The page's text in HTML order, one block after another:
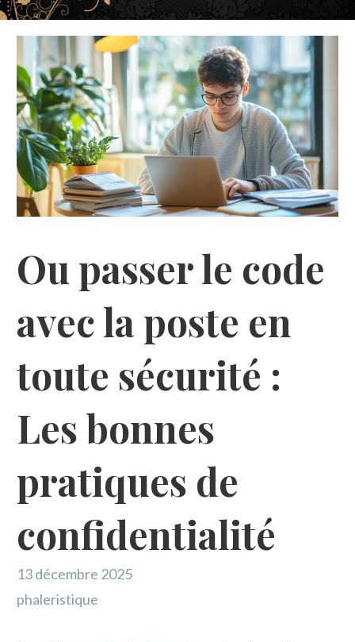
Ou passer le code
avec la poste en
toute sécurité :
Les bonnes
pratiques de
confidentialité
13 décembre 2025
phaleristique